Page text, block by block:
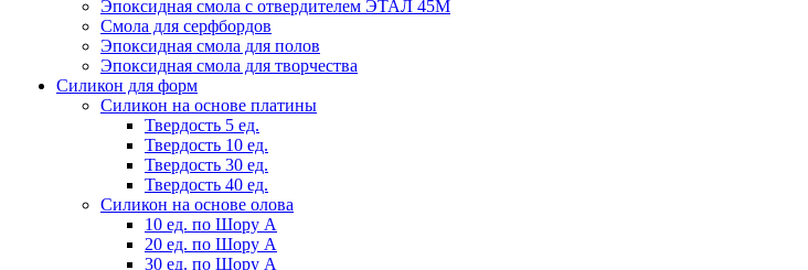
Эпоксидная смола с отвердителем ЭТАЛ 45М
Смола для серфбордов
Эпоксидная смола для полов
Эпоксидная смола для творчества
Силикон для форм
Силикон на основе платины
Твердость 5 ед.
Твердость 10 ед.
Твердость 30 ед.
Твердость 40 ед.
Силикон на основе олова
10 ед. по Шору А
20 ед. по Шору А
30 ед. по Шору А